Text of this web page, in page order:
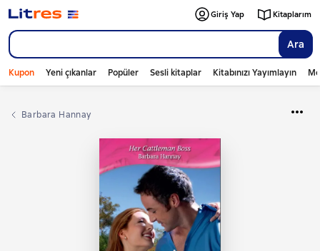
Ara
Giriş Yap Kitaplarım
Kupon Yeni çıkanlar Popüler Sesli kitaplar Kitabınızı Yayımlayın
Barbara Hannay